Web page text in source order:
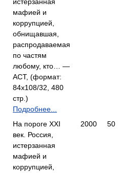
мафией и
коррупцией,
обнищавшая,
распродаваемая
по частям
любому, кто… —
АСТ, (формат:
84x108/32, 480
стр.)
Подробнее...
На пороге XXI
век. Россия,
истерзанная
мафией и
коррупцией,
2000 50